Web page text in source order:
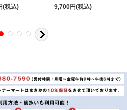
(税込)
9,700円(税込)